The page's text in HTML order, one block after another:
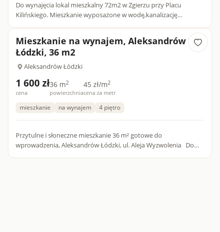
Do wynajęcia lokal mieszkalny 72m2 w Zgierzu przy Placu
Kilińskiego. Mieszkanie wyposażone w wodę,kanalizację
Mieszkanie na wynajem, Aleksandrów
Łódzki, 36 m2
Aleksandrów Łódzki
1 600 zł
cena
36 m2
powierzchnia
45 zł/m2
cena za metr
mieszkanie na wynajem 4 piętro
Przytulne i słoneczne mieszkanie 36 m² gotowe do
wprowadzenia, Aleksandrów Łódzki, ul. Aleja Wyzwolenia Do